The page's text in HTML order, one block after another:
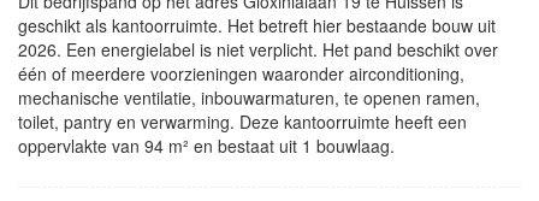
geschikt als kantoorruimte. Het betreft hier bestaande bouw uit
2026. Een energielabel is niet verplicht. Het pand beschikt over
één of meerdere voorzieningen waaronder airconditioning,
mechanische ventilatie, inbouwarmaturen, te openen ramen,
toilet, pantry en verwarming. Deze kantoorruimte heeft een
oppervlakte van 94 m² en bestaat uit 1 bouwlaag.